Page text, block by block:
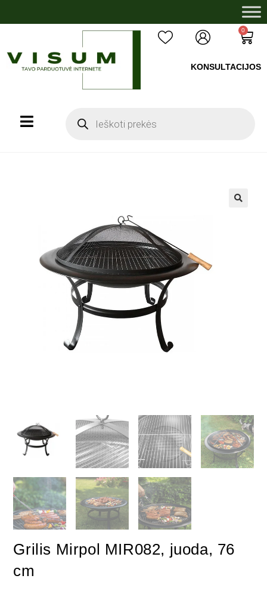
0
KONSULTACIJOS
Grilis Mirpol MIR082, juoda, 76
cm